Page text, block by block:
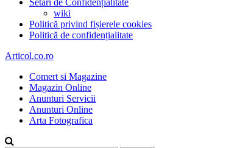
Setari de Confidențialitate
wiki
Politică privind fișierele cookies
Politică de confidențialitate
Articol.co.ro
Comert si Magazine
Magazin Online
Anunturi Servicii
Anunturi Online
Arta Fotografica